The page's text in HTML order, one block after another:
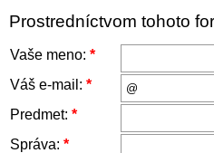
Prostredníctvom tohoto
Vaše meno: *
Váš e-mail: *
Predmet: *
Správa: *